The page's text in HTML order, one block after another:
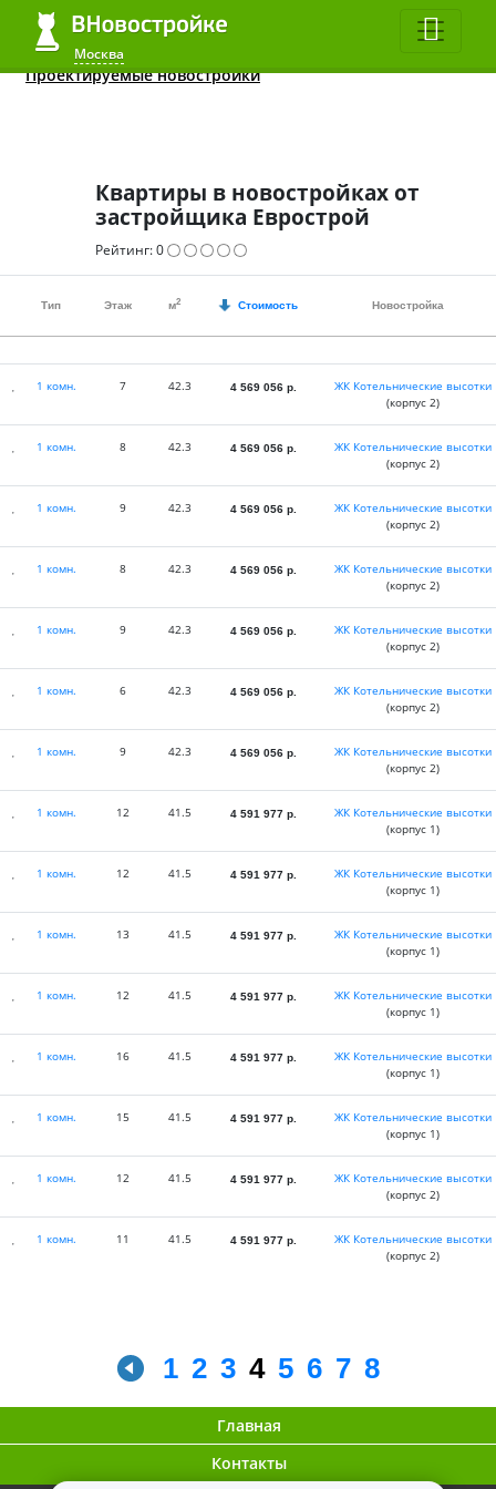
Москва
Москва
Квартиры до 2 млн.
Проектируемые новостройки
Квартиры в новостройках от
застройщика Еврострой
Рейтинг:0
Тип Этаж м2 Стоимость Новостройка
1 комн. 7 42.3 4 569 056 р.
ЖК Котельнические высотки
(корпус 2)
1 комн. 8 42.3 4 569 056 р.
ЖК Котельнические высотки
(корпус 2)
1 комн. 9 42.3 4 569 056 р.
ЖК Котельнические высотки
(корпус 2)
1 комн. 8 42.3 4 569 056 р.
ЖК Котельнические высотки
(корпус 2)
1 комн. 9 42.3 4 569 056 р.
ЖК Котельнические высотки
(корпус 2)
1 комн. 6 42.3 4 569 056 р.
ЖК Котельнические высотки
(корпус 2)
1 комн. 9 42.3 4 569 056 р.
ЖК Котельнические высотки
(корпус 2)
1 комн. 12 41.5 4 591 977 р.
ЖК Котельнические высотки
(корпус 1)
1 комн. 12 41.5 4 591 977 р.
ЖК Котельнические высотки
(корпус 1)
1 комн. 13 41.5 4 591 977 р.
ЖК Котельнические высотки
(корпус 1)
1 комн. 12 41.5 4 591 977 р.
ЖК Котельнические высотки
(корпус 1)
1 комн. 16 41.5 4 591 977 р.
ЖК Котельнические высотки
(корпус 1)
1 комн. 15 41.5 4 591 977 р.
ЖК Котельнические высотки
(корпус 1)
1 комн. 12 41.5 4 591 977 р.
ЖК Котельнические высотки
(корпус 2)
1 комн. 11 41.5 4 591 977 р.
ЖК Котельнические высотки
(корпус 2)
1 2 3 4 5 6 7 8
Главная
Контакты